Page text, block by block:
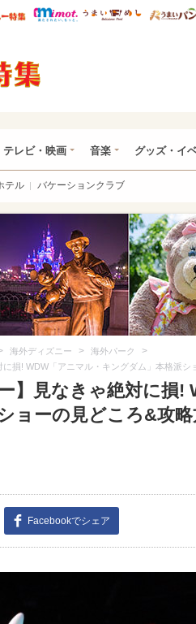
マ* ウレぴあ総研 ディズニー特集
mimot. うまいめし
テレビ・映画 音楽 グッズ・イ
テル バケーションクラブ
海外ディズニー > 海外パーク >
に損! WDW「アニマル・キングダム」本格派シ
】見なきゃ絶対に損
ョーの見どころ&攻
Facebookでシェア